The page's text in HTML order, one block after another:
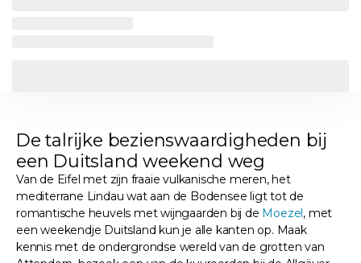
De talrijke bezienswaardigheden bij
een Duitsland weekend weg
Van de Eifel met zijn fraaie vulkanische meren, het
mediterrane Lindau wat aan de Bodensee ligt tot de
romantische heuvels met wijngaarden bij de Moezel, met
een weekendje Duitsland kun je alle kanten op. Maak
kennis met de ondergrondse wereld van de grotten van